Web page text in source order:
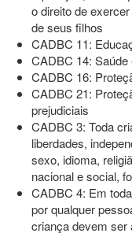
o direito de
de seus filhos
CADBC 11:
CADBC 14:
CADBC 16:
CADBC 21:
prejudiciais
CADBC 3: Toda
liberdades,
sexo, idioma,
nacional e social,
CADBC 4: Em
por qualquer
criança devem ser